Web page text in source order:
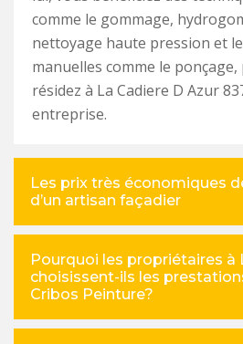
comme le gommage,
nettoyage haute pression et
manuelles comme le ponçage,
résidez à La Cadiere D Azur
entreprise.
Les prix très économiques
d’un artisan façadier
Pourquoi les propriétaires à
choisissent-ils les
Cribos Peinture?